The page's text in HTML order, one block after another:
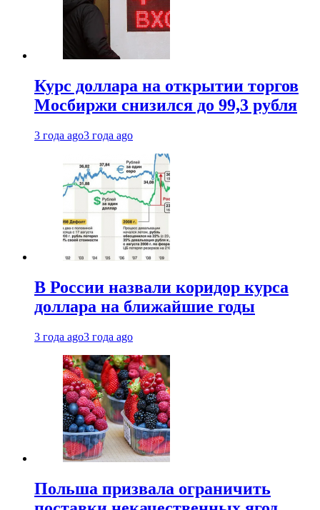
Курс доллара на открытии торгов
Мосбиржи снизился до 99,3 рубля
3 года ago3 года ago
В России назвали коридор курса
доллара на ближайшие годы
3 года ago3 года ago
Польша призвала ограничить